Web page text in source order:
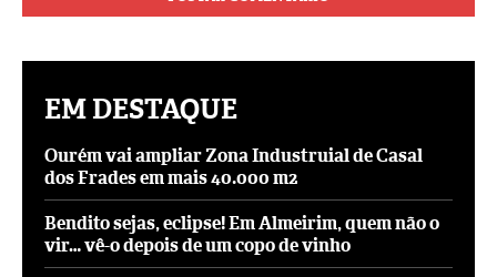
EM DESTAQUE
Ourém vai ampliar Zona Industruial de Casal
dos Frades em mais 40.000 m2
Bendito sejas, eclipse! Em Almeirim, quem não o
vir… vê-o depois de um copo de vinho